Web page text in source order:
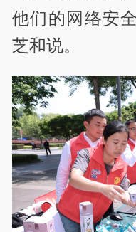
他们的网络安
芝和说。